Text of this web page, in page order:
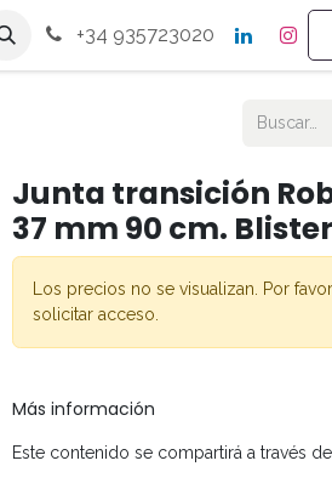
+34 935723020
Junta transición
37 mm 90 cm. Blister
Los precios no se visualizan. Por
solicitar acceso.
Más información
Este contenido se compartirá a través